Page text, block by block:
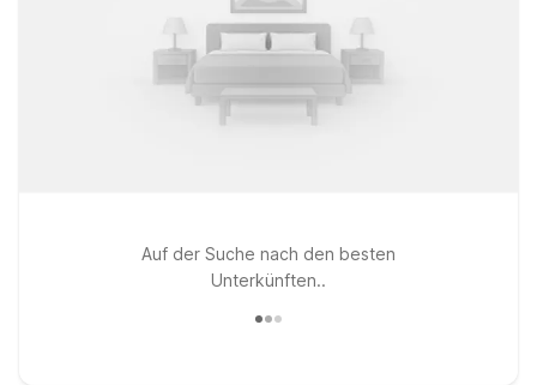
Auf der Suche nach den besten
Unterkünften..